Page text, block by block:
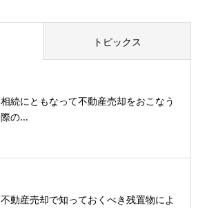
トピックス
相続にともなって不動産売却をおこなう
際の...
不動産売却で知っておくべき残置物によ